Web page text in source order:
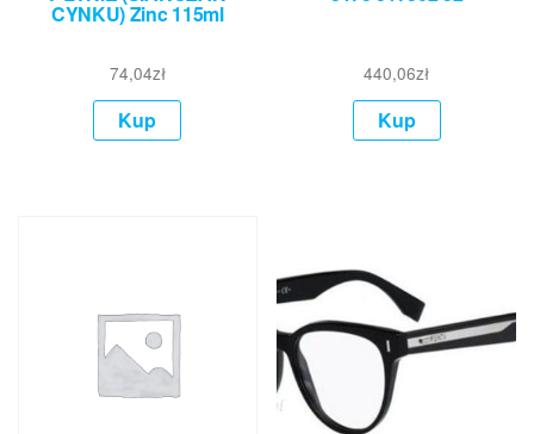
CYNKU) Zinc 115ml
74,04zł
Kup
440,06zł
Kup